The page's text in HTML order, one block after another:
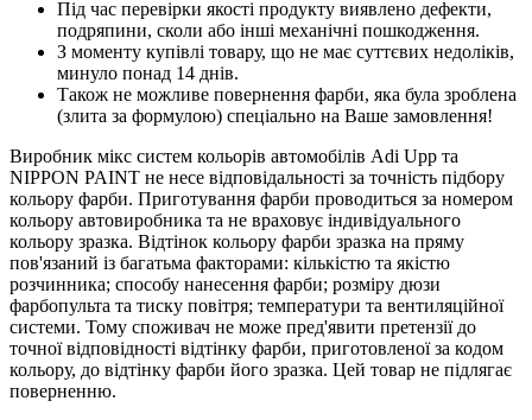
Під час перевірки якості продукту виявлено дефекти,
подряпини, сколи або інші механічні пошкодження.
З моменту купівлі товару, що не має суттєвих недоліків,
минуло понад 14 днів.
Також не можливе повернення фарби, яка була зроблена
(злита за формулою) спеціально на Ваше замовлення!
Виробник мікс систем кольорів автомобілів Adi Upp та
NIPPON PAINT не несе відповідальності за точність підбору
кольору фарби. Приготування фарби проводиться за номером
кольору автовиробника та не враховує індивідуального
кольору зразка. Відтінок кольору фарби зразка на пряму
пов'язаний із багатьма факторами: кількістю та якістю
розчинника; способу нанесення фарби; розміру дюзи
фарбопульта та тиску повітря; температури та вентиляційної
системи. Тому споживач не може пред'явити претензії до
точної відповідності відтінку фарби, приготовленої за кодом
кольору, до відтінку фарби його зразка. Цей товар не підлягає
поверненню.